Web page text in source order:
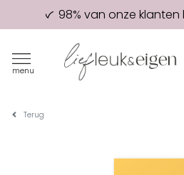
98% van onze
Eerste
menu
Terug